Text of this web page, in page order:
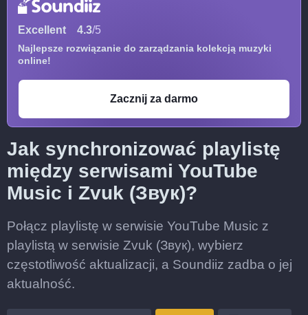
Excellent 4.3/5
Najlepsze rozwiązanie do zarządzania kolekcją muzyki
online!
Zacznij za darmo
Jak synchronizować playlistę
między serwisami YouTube
Music i Zvuk (Звук)?
Połącz playlistę w serwisie YouTube Music z
playlistą w serwisie Zvuk (Звук), wybierz
częstotliwość aktualizacji, a Soundiiz zadba o jej
aktualność.